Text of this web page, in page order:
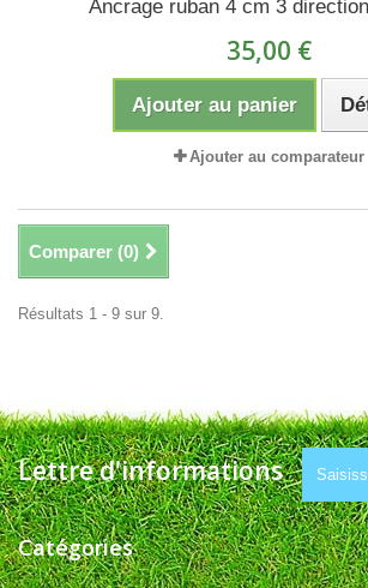
Ancrage ruban 4 cm 3
35,00 €
Ajouter au panier
Ajouter au comparateur
Comparer (0)
Résultats 1 - 9 sur 9.
Lettre d'informations
Catégories